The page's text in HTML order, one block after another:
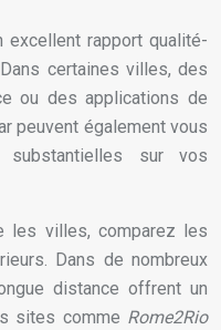
rapport qualité-
certaines villes, des
ou des applications de
peuvent également vous
sur vos
les villes, comparez les
Dans de nombreux
distance offrent un
sites comme Rome2Rio